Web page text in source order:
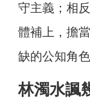
守主義；相
體補上，擔
缺的公知角
林濁水諷